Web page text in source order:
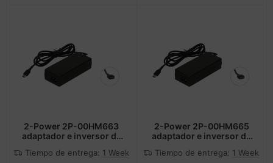
2-Power 2P-00HM663
adaptador e inversor de
Tiempo de entrega: 1 Week
2-Power 2P-00HM665
adaptador e inversor de
Tiempo de entrega: 1 Week